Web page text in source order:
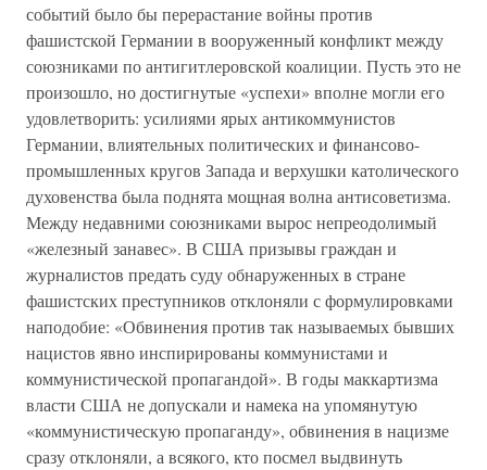
событий было бы перерастание войны против
фашистской Германии в вооруженный конфликт между
союзниками по антигитлеровской коалиции. Пусть это не
произошло, но достигнутые «успехи» вполне могли его
удовлетворить: усилиями ярых антикоммунистов
Германии, влиятельных политических и финансово-
промышленных кругов Запада и верхушки католического
духовенства была поднята мощная волна антисоветизма.
Между недавними союзниками вырос непреодолимый
«железный занавес». В США призывы граждан и
журналистов предать суду обнаруженных в стране
фашистских преступников отклоняли с формулировками
наподобие: «Обвинения против так называемых бывших
нацистов явно инспирированы коммунистами и
коммунистической пропагандой». В годы маккартизма
власти США не допускали и намека на упомянутую
«коммунистическую пропаганду», обвинения в нацизме
сразу отклоняли, а всякого, кто посмел выдвинуть